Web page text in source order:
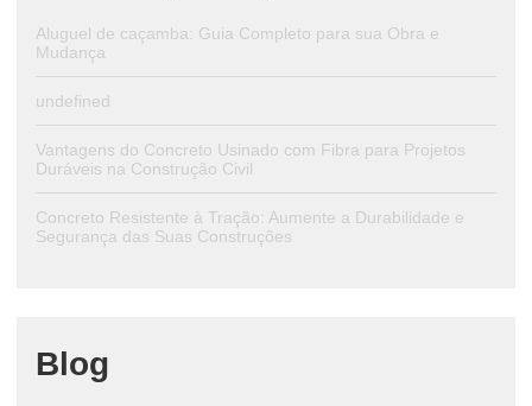
Aluguel de caçamba: Guia Completo para sua Obra e
Mudança
undefined
Vantagens do Concreto Usinado com Fibra para Projetos
Duráveis na Construção Civil
Concreto Resistente à Tração: Aumente a Durabilidade e
Segurança das Suas Construções
Blog